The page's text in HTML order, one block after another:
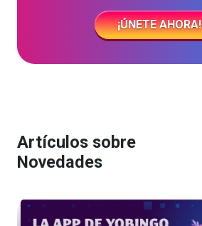
¡ÚNETE AHORA!
Artículos sobre
Novedades